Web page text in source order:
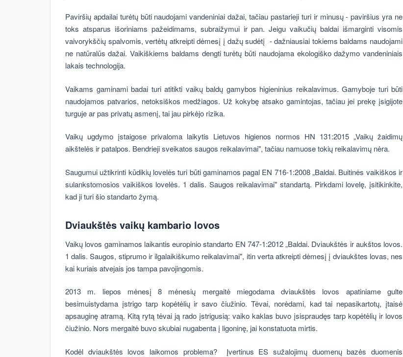
Paviršių apdailai turėtų būti naudojami vandeniniai dažai, tačiau pastarieji turi ir minusų - paviršius yra ne
toks atsparus išoriniams pažeidimams, subraižymui ir pan. Jeigu vaikučių baldai išmarginti visomis
vaivorykščių spalvomis, vertėtų atkreipti dėmesį į dažų sudėtį - dažniausiai tokiems baldams naudojami
ne natūralūs dažai. Vaikiškiems baldams dengti turėtų būti naudojama ekologiško dažymo vandeniniais
lakais technologija.
Vaikams gaminami badai turi atitikti vaikų baldų gamybos higieninius reikalavimus. Gamyboje turi būti
naudojamos patvarios, netoksiškos medžiagos. Už kokybę atsako gamintojas, tačiau jei prekę įsigijote
turguje ar pas privatų asmenį, tai jau pirkėjo rizika.
Vaikų ugdymo įstaigose privaloma laikytis Lietuvos higienos normos HN 131:2015 „Vaikų žaidimų
aikštelės ir patalpos. Bendrieji sveikatos saugos reikalavimai", tačiau namuose tokių reikalavimų nėra.
Saugumui užtikrinti kūdikių lovelės turi būti gaminamos pagal EN 716-1:2008 „Baldai. Buitinės vaikiškos ir
sulankstomosios vaikiškos lovelės. 1 dalis. Saugos reikalavimai" standartą. Pirkdami lovelę, įsitikinkite,
kad ji turi šio standarto žymą.
Dviaukštės vaikų kambario lovos
Vaikų lovos gaminamos laikantis europinio standarto EN 747-1:2012 „Baldai. Dviaukštės ir aukštos lovos.
1 dalis. Saugos, stiprumo ir ilgalaikiškumo reikalavimai", itin verta atkreipti dėmesį į dviaukštes lovas, nes
kai kuriais atvejais jos tampa pavojingomis.
2013 m. liepos mėnesį 8 mėnesių mergaitė miegodama dviaukštės lovos apatiniame gulte
besimuistydama įstrigo tarp kopėtėlių ir savo čiužinio. Tėvai, norėdami, kad tai nepasikartotų, įtaisė
apsauginę atramą. Kitą rytą tėvai ją rado įstrigusią: vaiko kaklas buvo įsispraudęs tarp kopėtėlių ir lovos
čiužinio. Nors mergaitė buvo skubiai nugabenta į ligoninę, jai konstatuota mirtis.
Kodėl dviaukštės lovos laikomos problema? Įvertinus ES sužalojimų duomenų bazės duomenis